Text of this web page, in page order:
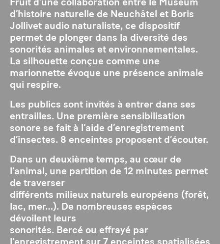
d’histoire naturelle de Neuchâtel et Boris
Jollivet audio naturaliste, ce dispositif
permet de plonger dans la diversité des
sonorités animales et environnementales.
La silhouette conçue comme une
marionnette évoque une présence animale
qui respire.
Les publics sont invités à entrer dans ses
entrailles. Une première sensibilisation
sonore se fait à l’aide d’enregistrement
d’insectes. 8 enceintes proposent d’écouter.
Dans un deuxième temps, au cœur de
l’animal, une partition de 12 minutes permet
de traverser
différents milieux naturels européens (forêt,
lac, mer…). De nombreuses espèces
dévoilent leurs
sonorités. Bercé ou effrayé par
l’enregistrement sur 7 enceintes spatialisées